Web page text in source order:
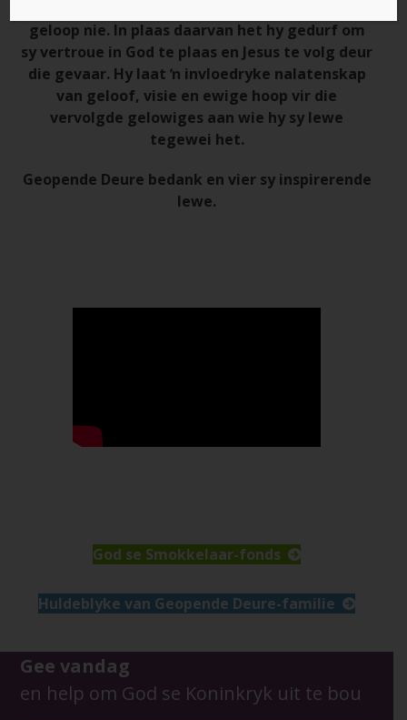
geloop nie. In plaas daarvan het hy gedurf om
sy vertroue in God te plaas en Jesus te volg deur
die gevaar. Hy laat ŉ invloedryke nalatenskap
van geloof, visie en ewige hoop vir die
vervolgde gelowiges aan wie hy sy lewe
tegewei het.
Geopende Deure bedank en vier sy inspirerende
lewe.
God se Smokkelaar-fonds
Huldeblyke van Geopende Deure-familie
Gee vandag
en help om God se Koninkryk uit te bou